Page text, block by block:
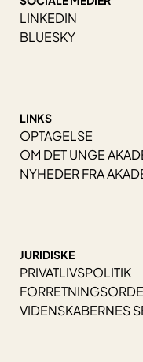
LINKEDIN
BLUESKY
LINKS
OPTAGELSE
OM DET UNGE
NYHEDER FRA
JURIDISKE
PRIVATLIVSPOLITIK
VIDENSKABERNES